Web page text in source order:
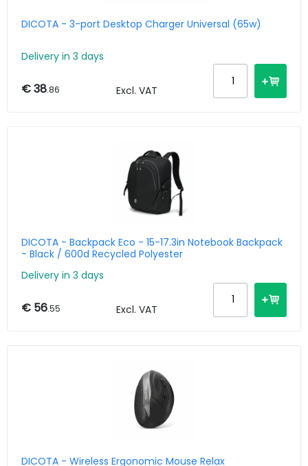
DICOTA - 3-port Desktop Charger Universal (65w)
Delivery in 3 days
€ 38.86 Excl. VAT
DICOTA - Backpack Eco - 15-17.3in Notebook Backpack
- Black / 600d Recycled Polyester
Delivery in 3 days
€ 56.55 Excl. VAT
DICOTA - Wireless Ergonomic Mouse Relax